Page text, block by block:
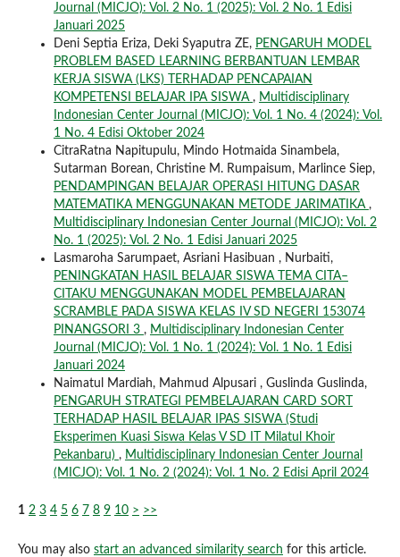
Journal (MICJO): Vol. 2 No. 1 (2025): Vol. 2 No. 1 Edisi
Januari 2025
Deni Septia Eriza, Deki Syaputra ZE, PENGARUH MODEL
PROBLEM BASED LEARNING BERBANTUAN LEMBAR
KERJA SISWA (LKS) TERHADAP PENCAPAIAN
KOMPETENSI BELAJAR IPA SISWA , Multidisciplinary
Indonesian Center Journal (MICJO): Vol. 1 No. 4 (2024): Vol.
1 No. 4 Edisi Oktober 2024
CitraRatna Napitupulu, Mindo Hotmaida Sinambela,
Sutarman Borean, Christine M. Rumpaisum, Marlince Siep,
PENDAMPINGAN BELAJAR OPERASI HITUNG DASAR
MATEMATIKA MENGGUNAKAN METODE JARIMATIKA ,
Multidisciplinary Indonesian Center Journal (MICJO): Vol. 2
No. 1 (2025): Vol. 2 No. 1 Edisi Januari 2025
Lasmaroha Sarumpaet, Asriani Hasibuan , Nurbaiti,
PENINGKATAN HASIL BELAJAR SISWA TEMA CITA–
CITAKU MENGGUNAKAN MODEL PEMBELAJARAN
SCRAMBLE PADA SISWA KELAS IV SD NEGERI 153074
PINANGSORI 3 , Multidisciplinary Indonesian Center
Journal (MICJO): Vol. 1 No. 1 (2024): Vol. 1 No. 1 Edisi
Januari 2024
Naimatul Mardiah, Mahmud Alpusari , Guslinda Guslinda,
PENGARUH STRATEGI PEMBELAJARAN CARD SORT
TERHADAP HASIL BELAJAR IPAS SISWA (Studi
Eksperimen Kuasi Siswa Kelas V SD IT Milatul Khoir
Pekanbaru) , Multidisciplinary Indonesian Center Journal
(MICJO): Vol. 1 No. 2 (2024): Vol. 1 No. 2 Edisi April 2024
1 2 3 4 5 6 7 8 9 10 > >>
You may also start an advanced similarity search for this article.